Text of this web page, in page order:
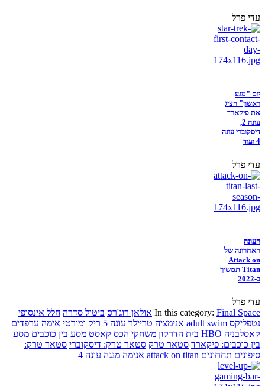
עדי פרל
יום "מגע
ראשון" הציג
את פיקארד
עונה 2,
דיסקוברי עונה
4 ועוד
עדי פרל
העונה
האחרונה של
Attack on
Titan תמשיך
ב-2022
עדי פרל
In this category: Final Space אולאן רוג'רס ביטול סדרה חלל אינסופי
נטפליקס adult swim אנימציה טריילר עונה 5 ריק ומורטי אימה ערפדים
קאסלבניה HBO בית הדרקון משחקי הכס קאסט מסע בין כוכבים מסע
בין כוכבים: פיקארד סטאר טרק סטאר טרק: דיסקוברי סטאר טרק:
סיפונים תחתונים attack on titan אנימה מנגה עונה 4